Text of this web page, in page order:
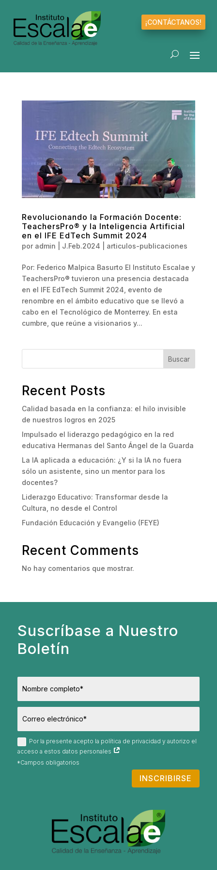
¡CONTÁCTANOS!
Revolucionando la Formación Docente:
TeachersPro® y la Inteligencia Artificial
en el IFE EdTech Summit 2024
por admin J.Feb.2024 articulos-publicaciones
Por: Federico Malpica Basurto El Instituto Escalae y
TeachersPro® tuvieron una presencia destacada
en el IFE EdTech Summit 2024, evento de
renombre en el ámbito educativo que se llevó a
cabo en el Tecnológico de Monterrey. En esta
cumbre, que reúne a visionarios y...
Buscar
Recent Posts
Calidad basada en la confianza: el hilo invisible
de nuestros logros en 2025
Impulsado el liderazgo pedagógico en la red
educativa Hermanas del Santo Ángel de la Guarda
La IA aplicada a educación: ¿Y si la IA no fuera
sólo un asistente, sino un mentor para los
docentes?
Liderazgo Educativo: Transformar desde la
Cultura, no desde el Control
Fundación Educación y Evangelio (FEYE)
Recent Comments
No hay comentarios que mostrar.
Suscríbase a Nuestro
Boletín
Por la presente acepto la política de privacidad y autorizo el
acceso a estos datos personales
INSCRIBIRSE